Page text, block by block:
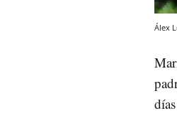
Álex